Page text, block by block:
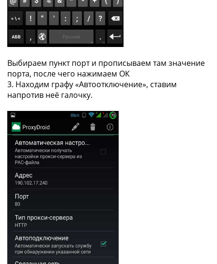
Выбираем пункт порт и прописываем там значение
порта, после чего нажимаем ОК
3. Находим графу «Автоотключение», ставим
напротив неё галочку.